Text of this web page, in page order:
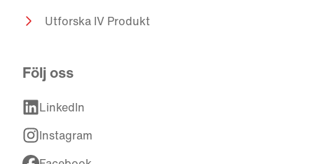
Utforska IV Produkt
Följ oss
LinkedIn
Instagram